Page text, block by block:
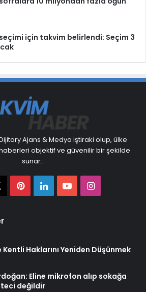
seçimi için takvim belirlendi: Seçim 3
Ajans & Medya iştiraki olup, ülke
objektif ve güvenilir bir şekilde
sunar.
Pinterest
LinkedInYouTubeInstagram
Haklarını Yeniden Düşünmek
Eline mikrofon alıp sokağa
değildir